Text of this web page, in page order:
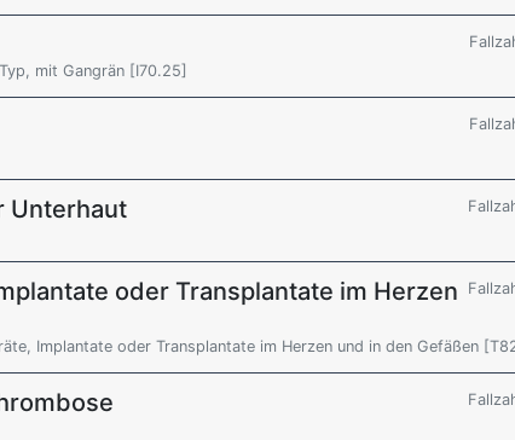
mit Gangrän [I70.25]
Unterhaut
oder Transplantate im Herzen
Implantate oder Transplantate im Herzen und in den Gefäßen